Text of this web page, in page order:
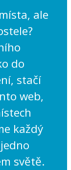
ale
do
stačí
web,
každý
světě.